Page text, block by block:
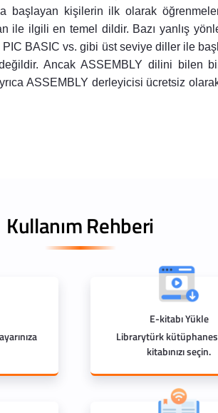
başlayan kişilerin ilk olarak
ile ilgili en temel dildir. Bazı yanlış
BASIC vs. gibi üst seviye diller ile
Ancak ASSEMBLY dilini bilen
ASSEMBLY derleyicisi ücretsiz
Kullanım Rehberi
E-kitabı Yükle
Librarytürk
kitabınızı seçin.